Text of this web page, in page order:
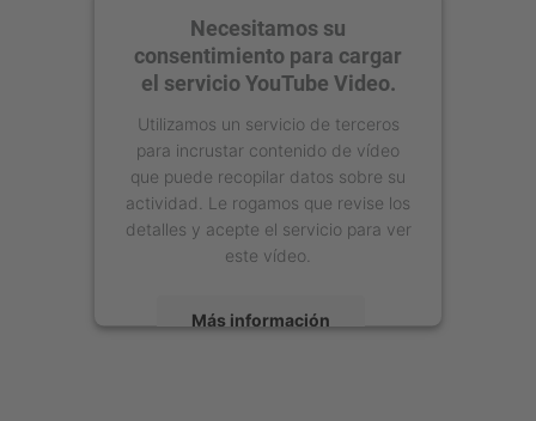
Necesitamos su
consentimiento para cargar
el servicio YouTube Video.
Utilizamos un servicio de terceros
para incrustar contenido de vídeo
que puede recopilar datos sobre su
actividad. Le rogamos que revise los
detalles y acepte el servicio para ver
este vídeo.
Más información